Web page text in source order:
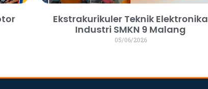
Ekstrakurikuler Teknik Elektronika
Industri SMKN 9 Malang
05/06/2026